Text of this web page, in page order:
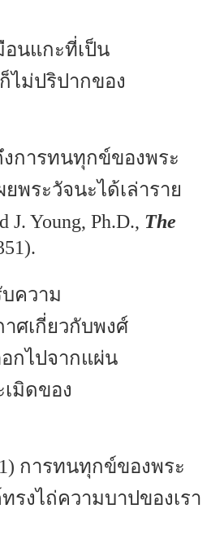
อนแกะที่เป็น
ม่ปริปากของ
งการทนทุกข์ของพระ
พระวัจนะได้เล่าราย
Young, Ph.D., The
ความ
าศเกี่ยวกับพงศ์
กไปจากแผ่น
มิดของ
การทนทุกข์ของพระ
รงไถ่ความบาปของเรา